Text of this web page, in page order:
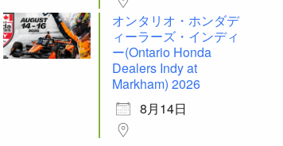
オンタリオ・ホンダデ
ィーラーズ・インディ
ー(Ontario Honda
Dealers Indy at
Markham) 2026
8月14日